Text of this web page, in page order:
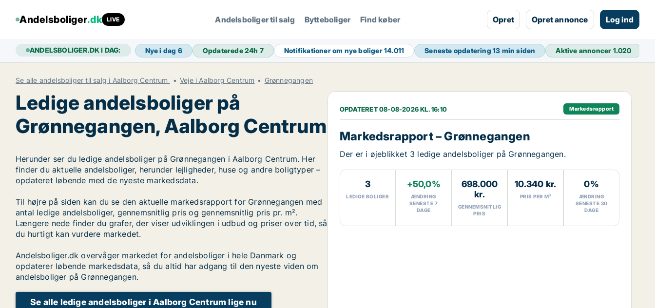
Andelsboliger.dk LIVE Andelsboliger til salg Bytteboliger Find køber Opret Opret annonce Log ind
ANDELSBOLIGER.DK I DAG: Nye i dag 6 Opdaterede 24h 7 Notifikationer om nye boliger14.011 Seneste opdatering13 min siden Aktive annoncer 1.020
Se alle andelsboliger til salg i Aalborg Centrum Veje i Aalborg Centrum Grønnegangen
Ledige andelsboliger på
Grønnegangen, Aalborg Centrum
Herunder ser du ledige andelsboliger på Grønnegangen i Aalborg Centrum. Her
finder du aktuelle andelsboliger, herunder lejligheder, huse og andre boligtyper –
opdateret løbende med de nyeste markedsdata.
Til højre på siden kan du se den aktuelle markedsrapport for Grønnegangen med
antal ledige andelsboliger, gennemsnitlig pris og gennemsnitlig pris pr. m².
Længere nede finder du grafer, der viser udviklingen i udbud og priser over tid, så
du hurtigt kan vurdere markedet.
Andelsboliger.dk overvåger markedet for andelsboliger i hele Danmark og
opdaterer løbende markedsdata, så du altid har adgang til den nyeste viden om
andelsboliger på Grønnegangen.
Se alle ledige andelsboliger i Aalborg Centrum lige nu
OPDATERET 08-08-2026 KL. 16:10 Markedsrapport
Markedsrapport – Grønnegangen
Der er i øjeblikket 3 ledige andelsboliger på Grønnegangen.
3
LEDIGE BOLIGER
+50,0%
ÆNDRING
SENESTE 7
DAGE
698.000
kr.
GENNEMSNITLIG
PRIS
10.340 kr.
PRIS PER M²
0%
ÆNDRING
SENESTE 30
DAGE